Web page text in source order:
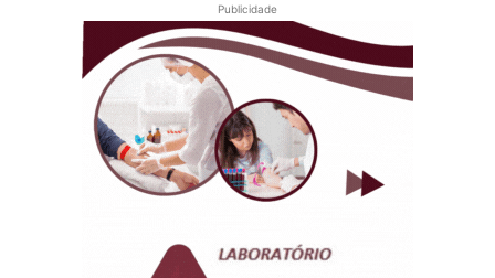
Publicidade